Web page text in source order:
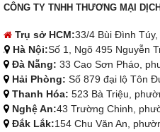
CÔNG TY TNHH THƯƠNG MẠI
Trụ sở HCM:33/4 Bùi Đình
Hà Nội:Số 1, Ngõ 495 Nguyễn
Đà Nẵng: 33 Cao Sơn Pháo,
Hải Phòng: Số 879 đại lộ Tôn
Thanh Hóa: 523 Bà Triệu,
Nghệ An:43 Trường Chinh,
Đắk Lắk:154 Chu Văn An,